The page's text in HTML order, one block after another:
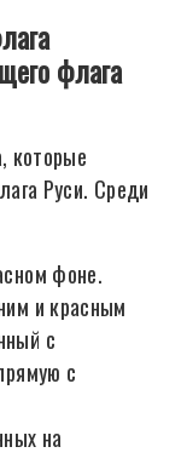
флага
которые
Руси. Среди
фоне.
и красным
с
с
на